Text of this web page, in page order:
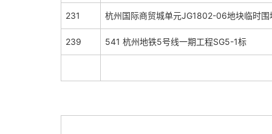
231 杭州国际商贸城单元JG1802-06地块临时
239 541 杭州地铁5号线一期工程SG5-1标